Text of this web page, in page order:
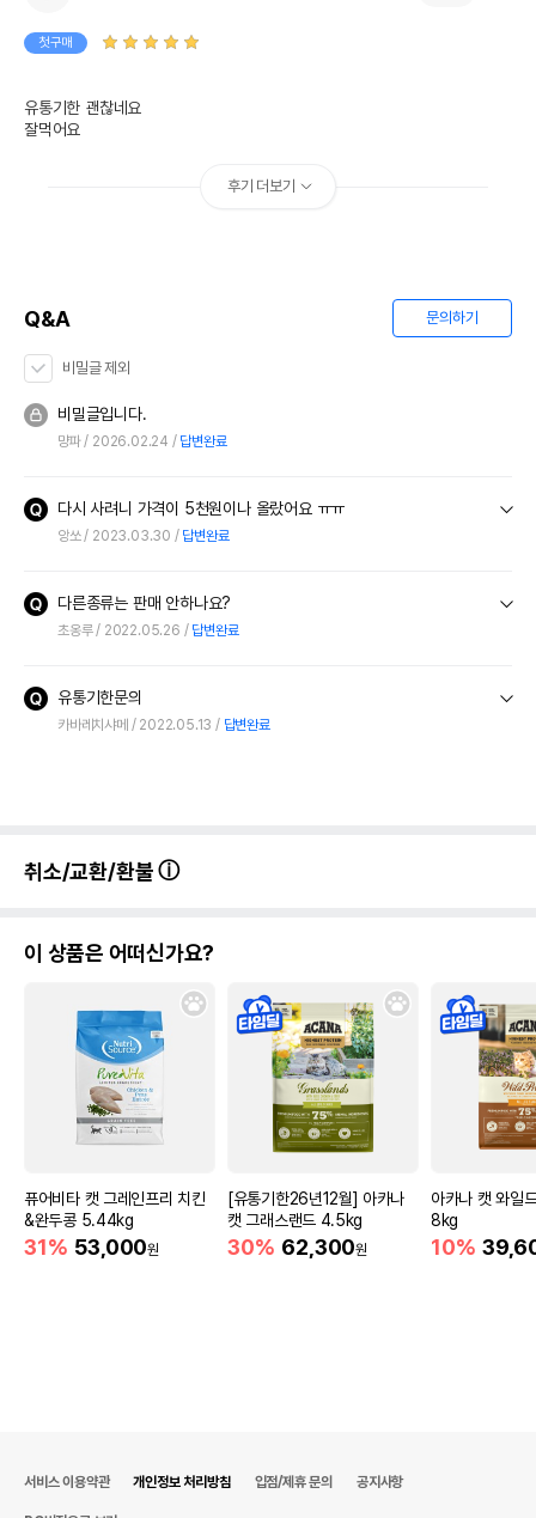
첫구매
유통기한 괜찮네요
잘먹어요
후기 더보기
Q&A 문의하기
비밀글 제외
비밀글입니다.
먕파 2026.02.24 답변완료
다시 사려니 가격이 5천원이나 올랐어요 ㅠㅠ
앙쏘 2023.03.30 답변완료
다른종류는 판매 안하나요?
초옹루 2022.05.26 답변완료
유통기한문의
카바레치샤메 2022.05.13 답변완료
취소/교환/환불
이 상품은 어떠신가요?
퓨어비타 캣 그레인프리 치킨
&완두콩 5.44kg
31% 53,000원
[유통기한26년12월] 아카나
캣 그래스랜드 4.5kg
30% 62,300원
아카나 캣 와일
8kg
10%
서비스 이용약관 개인정보 처리방침 입점/제휴 문의 공지사항